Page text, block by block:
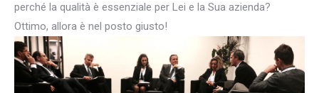
perché la qualità è essenziale per Lei e la Sua azienda?
Ottimo, allora è nel posto giusto!